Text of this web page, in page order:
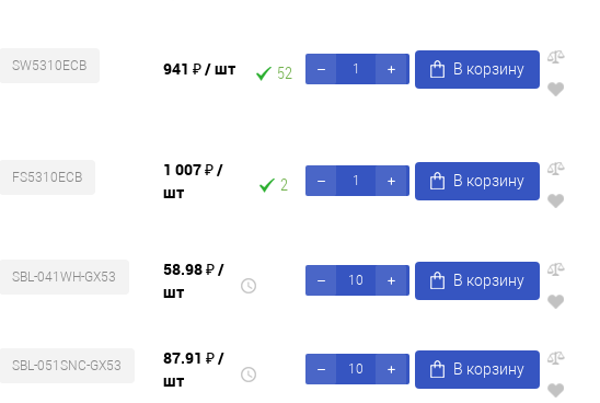
SW5310ECB 941 ₽/ шт 52 В корзину
FS5310ECB 1 007 ₽/
шт
2 В корзину
SBL-041WH-GX53 58.98 ₽/
шт
В корзину
SBL-051SNC-GX53 87.91 ₽/
шт
В корзину